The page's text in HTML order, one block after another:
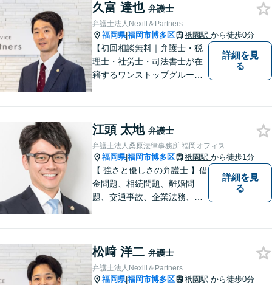
なリーガルサービスを提供い
たします。
久富 達也 弁護士
弁護士法人Nexill＆Partners
福岡県|福岡市博多区 祇園駅 から徒歩0分
【初回相談無料｜弁護士・税
理士・社労士・司法書士が在
籍するワンストップグルー
等複数士業の知識が必要な案
件を一括して対応。九州トッ
プクラスの豊富な実績。
詳細を見
る
江頭 太地 弁護士
弁護士法人桑原法律事務所 福岡オフィス
福岡県|福岡市博多区 祇園駅 から徒歩1分
【 強さと優しさの弁護士 】借
金問題、相続問題、離婚問
題、交通事故、企業法務、刑
よる迅速で最適なリーガルサ
ービスを提供いたします。
詳細を見
る
松﨑 洋二 弁護士
弁護士法人Nexill＆Partners
福岡県|福岡市博多区 祇園駅 から徒歩0分